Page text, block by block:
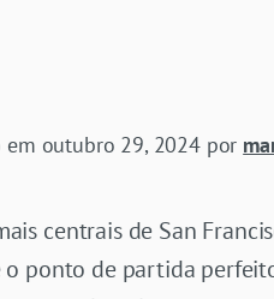
em outubro 29, 2024por
centrais de San
o ponto de partida